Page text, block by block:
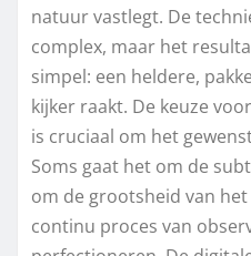
natuur vastlegt. De
complex, maar het
simpel: een heldere,
kijker raakt. De keuze
is cruciaal om het
Soms gaat het om de
om de grootsheid van
continu proces van